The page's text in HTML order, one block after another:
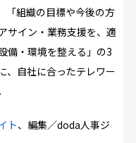
「組織の目標や今後の方
サイン・業務支援を、適
備・環境を整える」の3
、自社に合ったテレワー
ト、編集／doda人事ジ